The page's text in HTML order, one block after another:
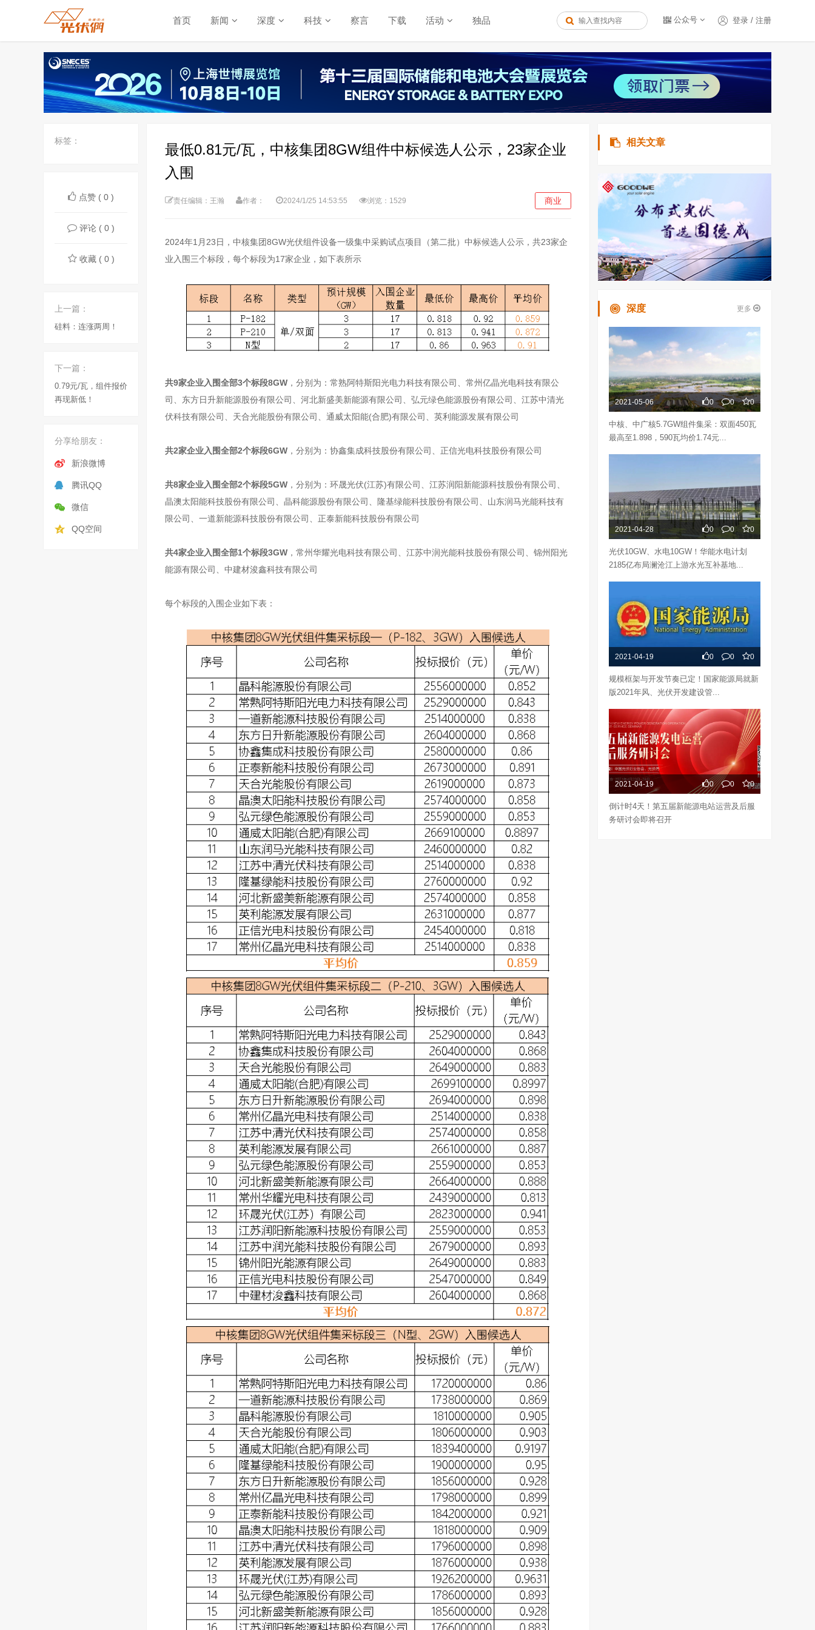
首页 新闻 深度 科技 察言 下载 活动 独品 登录 / 注册
公众号
标签：
点赞 ( 0 )
评论 ( 0 )
收藏 ( 0 )
上一篇：
硅料：连涨两周！
下一篇：
0.79元/瓦，组件报价
再现新低！
分享给朋友：
新浪微博
腾讯QQ
微信
QQ空间
最低0.81元/瓦，中核集团8GW组件中标候选人公示，23家企业
入围
责任编辑：王瀚 作者： 2024/1/25 14:53:55 浏览：1529 商业
2024年1月23日， 中核集团8GW光伏组件设备一级集中采购试点项目（第二批）中标候选人公示，共23家企
业入围三个标段，每个标段为17家企业，如下表所示
共9家企业入围全部3个标段8GW ，分别为：常熟阿特斯阳光电力科技有限公司、常州亿晶光电科技有限公
司、 东方日升新能源股份有限公司、河北新盛美新能源有限公司、弘元绿色能源股份有限公司、江苏中清光
伏科技有限公司、天合光能股份有限公司、通威太阳能(合肥)有限公司、英利能源发展有限公司
共2家企业入围全部2个标段6GW ，分别为：协鑫集成科技股份有限公司、正信光电科技股份有限公司
共8家企业入围全部2个标段5GW ，分别为： 环晟光伏(江苏)有限公司、江苏润阳新能源科技股份有限公司、
晶澳太阳能科技股份有限公司、晶科能源股份有限公司、隆基绿能科技股份有限公司、山东润马光能科技有
限公司、一道新能源科技股份有限公司、正泰新能科技股份有限公司
共4家企业入围全部1个标段3GW ，常州华耀光电科技有限公司、江苏中润光能科技股份有限公司、锦州阳光
能源有限公司、 中建材浚鑫科技有限公司
每个标段的入围企业如下表：
相关文章
深度 更多
2021-05-06 0 0 0
中核、中广核5.7GW组件集采：双面450瓦
最高至1.898，590瓦均价1.74元...
2021-04-28 0 0 0
光伏10GW、水电10GW！华能水电计划
2185亿布局澜沧江上游水光互补基地...
2021-04-19 0 0 0
规模框架与开发节奏已定！国家能源局就新
版2021年风、光伏开发建设管...
2021-04-19 0 0 0
倒计时4天！第五届新能源电站运营及后服
务研讨会即将召开